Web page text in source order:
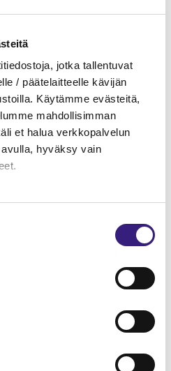
jotka tallentuvat
/ päätelaitteelle kävijän
Käytämme evästeitä,
mahdollisimman
et halua verkkopalvelun
hyväksy vain